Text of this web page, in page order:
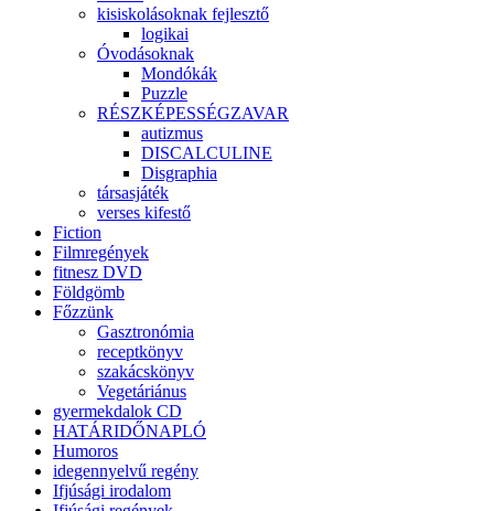
kisiskolásoknak fejlesztő
logikai
Óvodásoknak
Mondókák
Puzzle
RÉSZKÉPESSÉGZAVAR
autizmus
DISCALCULINE
Disgraphia
társasjáték
verses kifestő
Fiction
Filmregények
fitnesz DVD
Földgömb
Főzzünk
Gasztronómia
receptkönyv
szakácskönyv
Vegetáriánus
gyermekdalok CD
HATÁRIDŐNAPLÓ
Humoros
idegennyelvű regény
Ifjúsági irodalom